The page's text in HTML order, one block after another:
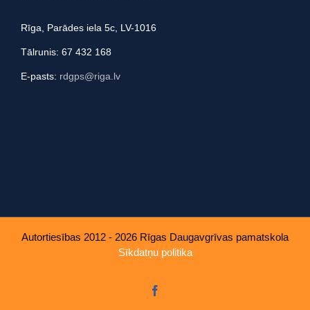
Rīga, Parādes iela 5c, LV-1016
Tālrunis: 67 432 168
E-pasts: rdgps@riga.lv
Autortiesības 2012 - 2026 Rīgas Daugavgrīvas pamatskola
Sīkdatņu politika